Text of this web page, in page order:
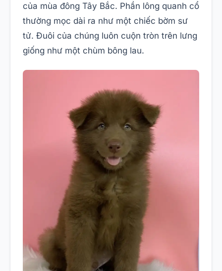
của mùa đông Tây Bắc. Phần lông quanh cổ
thường mọc dài ra như một chiếc bờm sư
tử. Đuôi của chúng luôn cuộn tròn trên lưng
giống như một chùm bông lau.